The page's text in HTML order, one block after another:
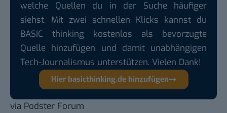
welche Quellen du in der Suche häufiger
siehst. Mit zwei schnellen Klicks kannst du
BASIC thinking kostenlos als bevorzugte
Quelle hinzufügen und damit unabhängigen
Tech-Journalismus unterstützen. Vielen Dank!
Hier basicthinking.de hinzufügen
via Podster Forum